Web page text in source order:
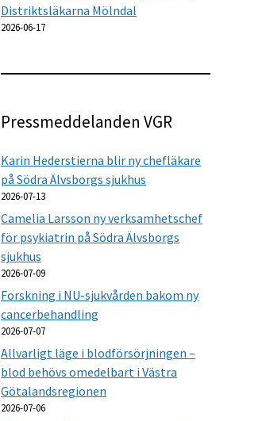
Distriktsläkarna Mölndal
2026-06-17
Pressmeddelanden VGR
Karin Hederstierna blir ny chefläkare
på Södra Älvsborgs sjukhus
2026-07-13
Camelia Larsson ny verksamhetschef
för psykiatrin på Södra Älvsborgs
sjukhus
2026-07-09
Forskning i NU-sjukvården bakom ny
cancerbehandling
2026-07-07
Allvarligt läge i blodförsörjningen –
blod behövs omedelbart i Västra
Götalandsregionen
2026-07-06